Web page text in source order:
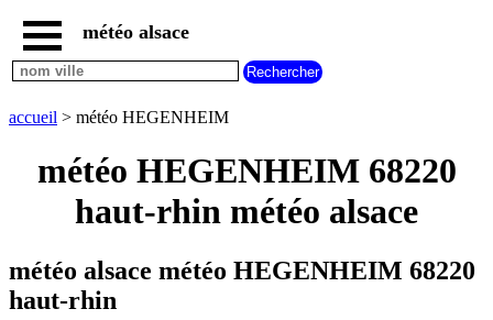
accueil
radar
HEGENHEIM
météo
alsace
carte
météo
météo alsace
accueil > météo HEGENHEIM
météo HEGENHEIM 68220
haut-rhin météo alsace
météo alsace météo HEGENHEIM 68220
haut-rhin